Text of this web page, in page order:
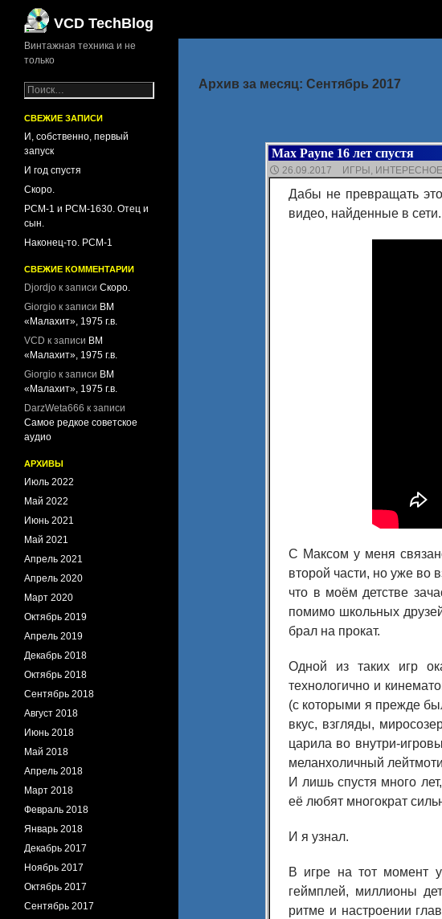
VCD TechBlog
Поиск
Архив за месяц: Сентябрь 2017
Max Payne 16 лет спустя
26.09.2017 ИГРЫ , ИНТЕРЕСНОЕ
Дабы не превращать
видео, найденные в
С Максом у меня
второй части, но уже во
что в моём детстве
помимо школьных
брал на прокат.
Одной из таких игр
технологично и
(с которыми я прежде
вкус, взгляды,
царила во внутри-
меланхоличный
И лишь спустя много
её любят многократ
И я узнал.
В игре на тот момент
геймплей, миллионы
ритме и настроении
Винтажная техника и не
только
Н
й
т
и
СВЕЖИЕ ЗАПИСИ
И, собственно, первый
запуск
И год спустя
Скоро.
PCM-1 и PCM-1630. Отец и
сын.
Наконец-то. PCM-1
СВЕЖИЕ КОММЕНТАРИИ
Djordjo к записи Скоро.
Giorgio к записи ВМ
«Малахит», 1975 г.в.
VCD к записи ВМ
«Малахит», 1975 г.в.
Giorgio к записи ВМ
«Малахит», 1975 г.в.
DarzWeta666 к записи
Самое редкое советское
аудио
АРХИВЫ
Июль 2022
Май 2022
Июнь 2021
Май 2021
Апрель 2021
Апрель 2020
Март 2020
Октябрь 2019
Апрель 2019
Декабрь 2018
Октябрь 2018
Сентябрь 2018
Август 2018
Июнь 2018
Май 2018
Апрель 2018
Март 2018
Февраль 2018
Январь 2018
Декабрь 2017
Ноябрь 2017
Октябрь 2017
Сентябрь 2017